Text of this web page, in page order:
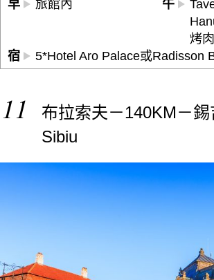
早 旅館內 午
烤
宿
5*Hotel Aro Palace或Radisson
11
布拉索夫－140KM－
Sibiu